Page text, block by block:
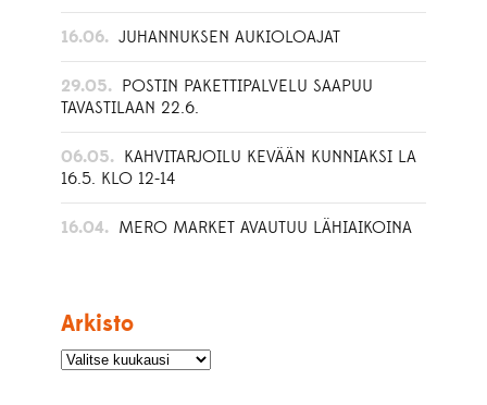
16.06. JUHANNUKSEN AUKIOLOAJAT
29.05. POSTIN PAKETTIPALVELU SAAPUU
TAVASTILAAN 22.6.
06.05. KAHVITARJOILU KEVÄÄN KUNNIAKSI LA
16.5. KLO 12-14
16.04. MERO MARKET AVAUTUU LÄHIAIKOINA
Arkisto